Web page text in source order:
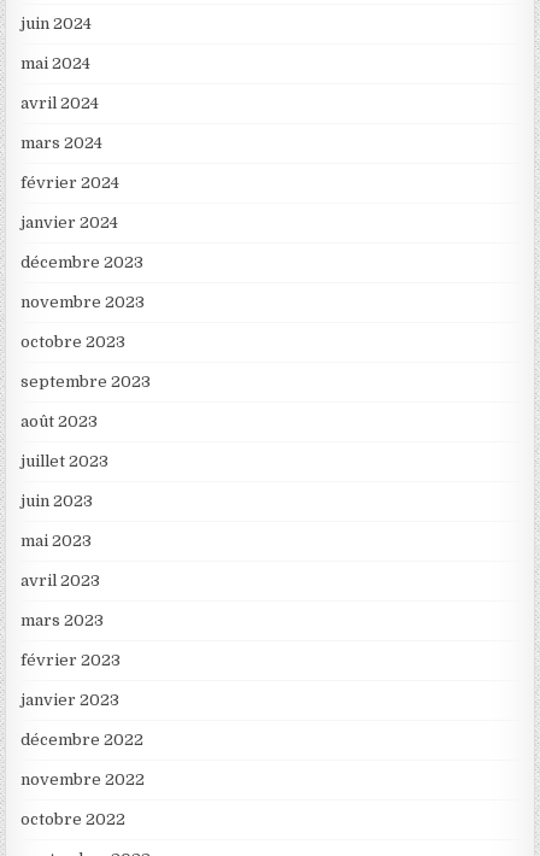
juin 2024
mai 2024
avril 2024
mars 2024
février 2024
janvier 2024
décembre 2023
novembre 2023
octobre 2023
septembre 2023
août 2023
juillet 2023
juin 2023
mai 2023
avril 2023
mars 2023
février 2023
janvier 2023
décembre 2022
novembre 2022
octobre 2022